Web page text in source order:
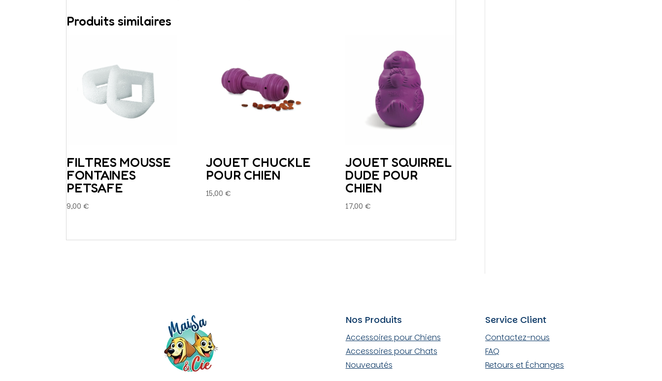
Produits similaires
FILTRES MOUSSE
FONTAINES
PETSAFE
9,00€
JOUET CHUCKLE
POUR CHIEN
15,00€
JOUET SQUIRREL
DUDE POUR
CHIEN
17,00€
Nos Produits
Accessoires pour Chiens
Accessoires pour Chats
Nouveautés
Service Client
Contactez-nous
FAQ
Retours et Échanges